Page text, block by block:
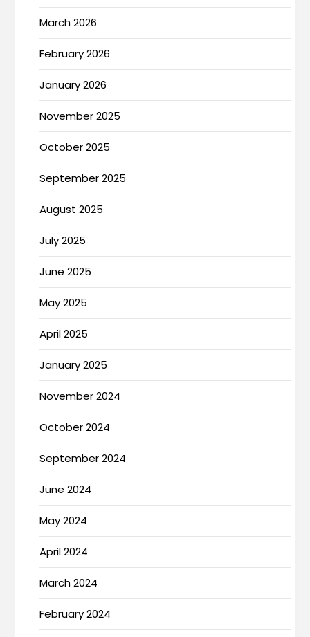
March 2026
February 2026
January 2026
November 2025
October 2025
September 2025
August 2025
July 2025
June 2025
May 2025
April 2025
January 2025
November 2024
October 2024
September 2024
June 2024
May 2024
April 2024
March 2024
February 2024